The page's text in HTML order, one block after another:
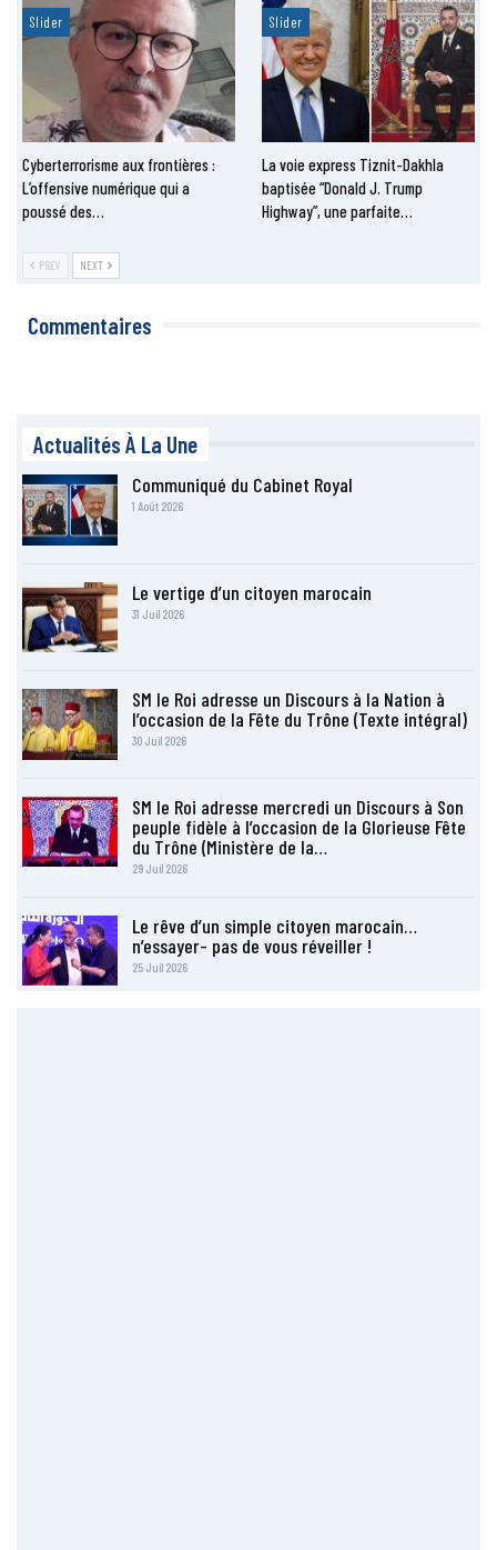
Slider
Cyberterrorisme aux frontières :
L’offensive numérique qui a
poussé des…
Slider
La voie express Tiznit-Dakhla
baptisée “Donald J. Trump
Highway”, une parfaite…
PREV NEXT
Commentaires
Actualités À La Une
Communiqué du Cabinet Royal
1 Août 2026
Le vertige d’un citoyen marocain
31 Juil 2026
SM le Roi adresse un Discours à la Nation à
l’occasion de la Fête du Trône (Texte intégral)
30 Juil 2026
SM le Roi adresse mercredi un Discours à Son
peuple fidèle à l’occasion de la Glorieuse Fête
du Trône (Ministère de la…
29 Juil 2026
Le rêve d’un simple citoyen marocain…
n’essayer- pas de vous réveiller !
25 Juil 2026